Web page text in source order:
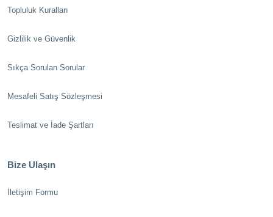
Topluluk Kuralları
Gizlilik ve Güvenlik
Sıkça Sorulan Sorular
Mesafeli Satış Sözleşmesi
Teslimat ve İade Şartları
Bize Ulaşın
İletişim Formu